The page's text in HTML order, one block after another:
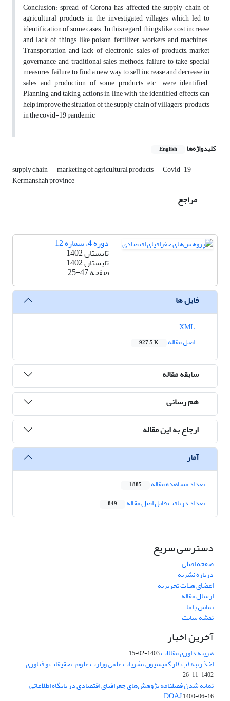
Conclusion: spread of Corona has affected the supply chain of
agricultural products in the investigated villages, which led to
identification of some cases. In this regard, things like cost increase
and lack of things like poison, fertilizer, workers and machines.
Transportation and lack of electronic sales of products, market
governance and traditional sales methods, failure to take special
measures, failure to find a new way to sell, increase and decrease in
sales and production of some products, etc., were identified.
Planning and taking actions in line with the identified effects can
help improve the situation of the supply chain of villagers' products
in the covid-19 pandemic
کلیدواژه‌ها English
supply chain marketing of agricultural products Covid-19
Kermanshah province
مراجع
دوره 4، شماره 12
تابستان 1402
تابستان 1402
صفحه25-47
فایل ها
اصل مقاله
927.5 K
سابقه مقاله
هم رسانی
ارجاع به این مقاله
آمار
تعداد مشاهده مقاله 1,885
تعداد دریافت فایل اصل مقاله 849
دسترسی سریع
صفحه اصلی
درباره نشریه
اعضای هیات تحریریه
ارسال مقاله
تماس با ما
نقشه سایت
آخرین اخبار
هزینه داوری مقالات1403-02-15
اخذ رتبه (ب ) از کمیسیون نشریات علمی وزارت علوم، تحقیقات و فناوری
1402-11-26
نمایه شدن فصلنامه پژوهش‌های جغرافیای اقتصادی در پایگاه اطلاعاتی
DOAJ1400-06-16